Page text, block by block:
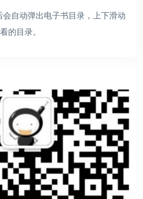
会自动弹出电子书目录，上下滑动
的目录。